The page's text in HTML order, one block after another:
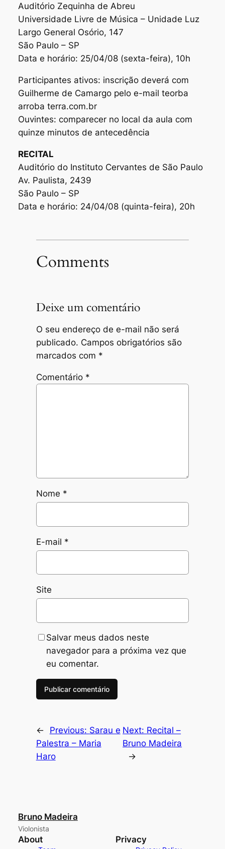
Auditório Zequinha de Abreu
Universidade Livre de Música – Unidade Luz
Largo General Osório, 147
São Paulo – SP
Data e horário: 25/04/08 (sexta-feira), 10h
Participantes ativos: inscrição deverá com
Guilherme de Camargo pelo e-mail teorba
arroba terra.com.br
Ouvintes: comparecer no local da aula com
quinze minutos de antecedência
RECITAL
Auditório do Instituto Cervantes de São Paulo
Av. Paulista, 2439
São Paulo – SP
Data e horário: 24/04/08 (quinta-feira), 20h
Comments
Deixe um comentário
O seu endereço de e-mail não será
publicado. Campos obrigatórios são
marcados com *
Comentário *
Nome *
E-mail *
Site
Salvar meus dados neste
navegador para a próxima vez que
eu comentar.
← Previous: Sarau e
Palestra – Maria
Haro
Next: Recital –
Bruno Madeira
→
Bruno Madeira
Violonista
About Privacy